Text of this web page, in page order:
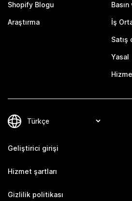
Shopify Blogu
Araştırma İş
Satış
Yasal
Geliştirici girişi
Hizmet şartları
Gizlilik politikası